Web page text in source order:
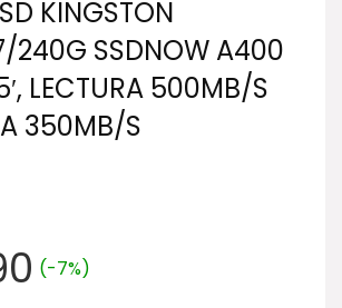
KINGSTON
240G SSDNOW A400
LECTURA 500MB/S
350MB/S
El
(-7%)